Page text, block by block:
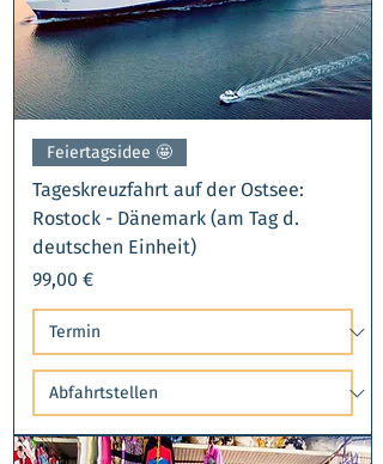
Feiertagsidee 🤩​
Tageskreuzfahrt auf der Ostsee:
Rostock - Dänemark (am Tag d.
deutschen Einheit)
Preis
99,00 €